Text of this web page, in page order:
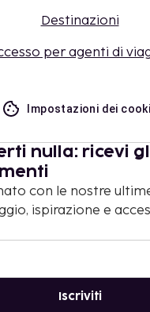
Destinazioni
per agenti di
Impostazioni dei
nulla: ricevi
con le nostre
ispirazione e
Iscriviti